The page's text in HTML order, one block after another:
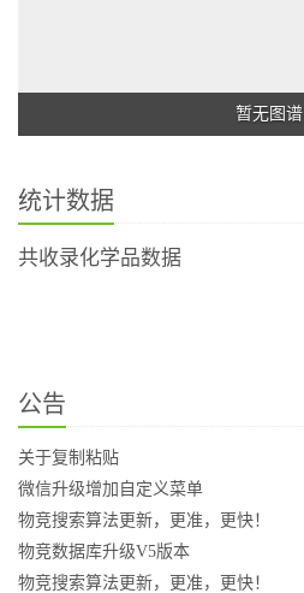
暂无图谱
统计数据
共收录化学品数据
公告
关于复制粘贴
微信升级增加自定义菜单
物竞搜索算法更新，更准，更快！
物竞数据库升级V5版本
物竞搜索算法更新，更准，更快！